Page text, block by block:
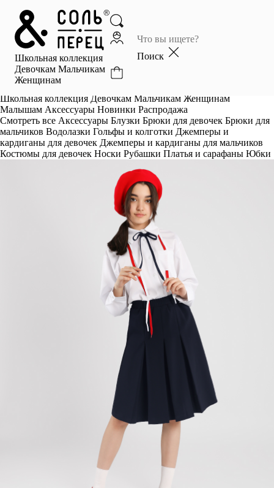
Школьная коллекция
Девочкам Мальчикам
Женщинам
Поиск
Главная
Каталог
Избранное
Школьная коллекция Девочкам Мальчикам Женщинам
Малышам Аксессуары Новинки Распродажа
Смотреть все Аксессуары Блузки Брюки для девочек Брюки для
мальчиков Водолазки Гольфы и колготки Джемперы и
кардиганы для девочек Джемперы и кардиганы для мальчиков
Костюмы для девочек Носки Рубашки Платья и сарафаны Юбки